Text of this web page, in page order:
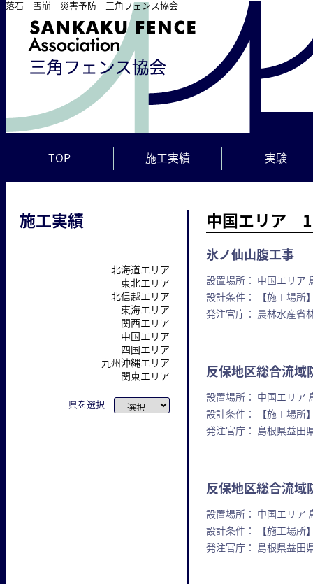
落石 雪崩 災害予防 三角フェンス協会
TOP 施工実績 実験
施工実績
北海道エリア
東北エリア
北信越エリア
東海エリア
関西エリア
中国エリア
四国エリア
九州沖縄エリア
関東エリア
県を選択
中国エリア
氷ノ仙山腹工事
設置場所： 中国エリア
設計条件： 【施工場所
発注官庁： 農林水産省
反保地区総合流域
設置場所： 中国エリア
設計条件： 【施工場所
発注官庁： 島根県益田
反保地区総合流域
設置場所： 中国エリア
設計条件： 【施工場所
発注官庁： 島根県益田